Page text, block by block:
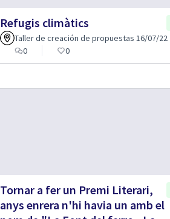
Refugis climàtics
Taller de creación de propuestas 16/07/22
0
0
Tornar a fer un Premi Literari,
anys enrera n'hi havia un amb el